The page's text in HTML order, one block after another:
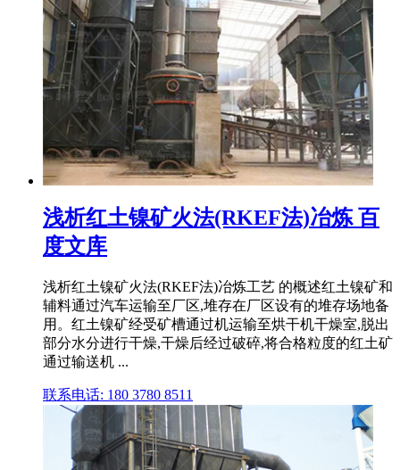
浅析红土镍矿火法(RKEF法)冶炼 百
度文库
浅析红土镍矿火法(RKEF法)冶炼工艺 的概述红土镍矿和
辅料通过汽车运输至厂区,堆存在厂区设有的堆存场地备
用。红土镍矿经受矿槽通过机运输至烘干机干燥室,脱出
部分水分进行干燥,干燥后经过破碎,将合格粒度的红土矿
通过输送机 ...
联系电话: 180 3780 8511